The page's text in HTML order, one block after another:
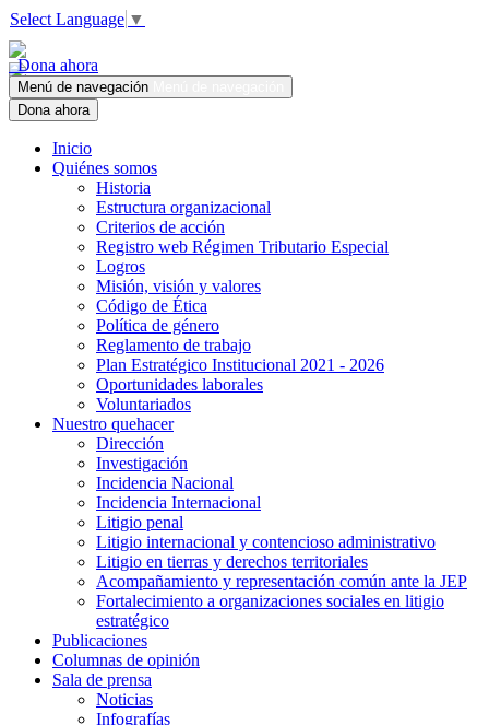
Select Language ▼
Dona ahora
Menú de navegación
Dona ahora
Inicio
Quiénes somos
Historia
Estructura organizacional
Criterios de acción
Registro web Régimen Tributario Especial
Logros
Misión, visión y valores
Código de Ética
Política de género
Reglamento de trabajo
Plan Estratégico Institucional 2021 - 2026
Oportunidades laborales
Voluntariados
Nuestro quehacer
Dirección
Investigación
Incidencia Nacional
Incidencia Internacional
Litigio penal
Litigio internacional y contencioso administrativo
Litigio en tierras y derechos territoriales
Acompañamiento y representación común ante la JEP
Fortalecimiento a organizaciones sociales en litigio
estratégico
Publicaciones
Columnas de opinión
Sala de prensa
Noticias
Infografías